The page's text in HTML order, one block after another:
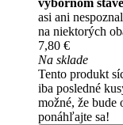
výbornom
asi ani
na niektorých
7,80 €
Na sklade
Tento produkt
iba posledné
možné, že bude
ponáhľajte sa!